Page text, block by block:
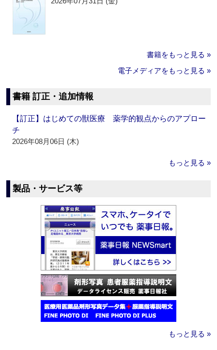
書籍をもっと見る »
電子メディアをもっと見る »
書籍 訂正・追加情報
【訂正】はじめての獣医療 薬学的観点からのアプロー
チ
2026年08月06日 (木)
もっと見る »
製品・サービス等
もっと見る »